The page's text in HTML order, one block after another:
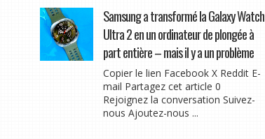
Samsung a transformé la Galaxy Watch
Ultra 2 en un ordinateur de plongée à
part entière – mais il y a un problème
Copier le lien Facebook X Reddit E-
mail Partagez cet article 0
Rejoignez la conversation Suivez-
nous Ajoutez-nous ...